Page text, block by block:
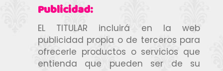
Publicidad:
EL TITULAR incluirá en la web
publicidad propia o de terceros para
ofrecerle productos o servicios que
entienda que pueden ser de su